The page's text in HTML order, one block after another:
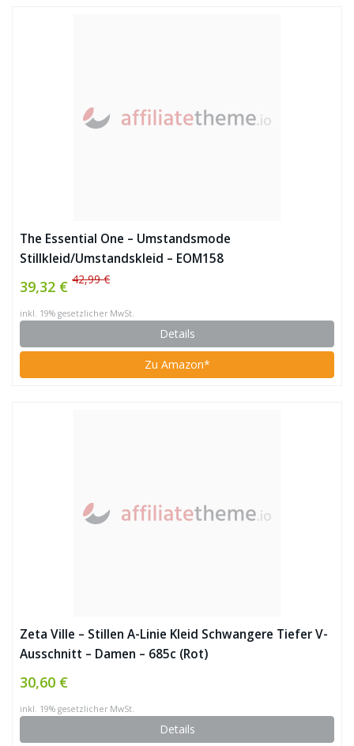
The Essential One – Umstandsmode
Stillkleid/Umstandskleid – EOM158
39,32 € 42,99 €
inkl. 19% gesetzlicher MwSt.
Details
Zu Amazon*
Zeta Ville – Stillen A-Linie Kleid Schwangere Tiefer V-
Ausschnitt – Damen – 685c (Rot)
30,60 €
inkl. 19% gesetzlicher MwSt.
Details